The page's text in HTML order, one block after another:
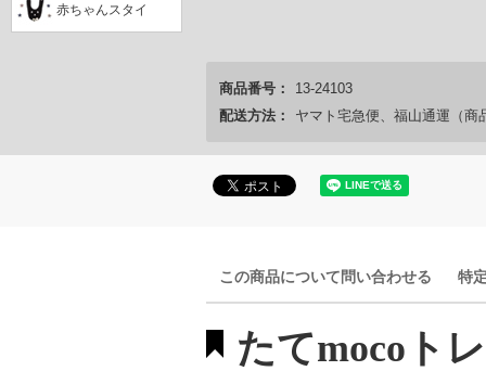
赤ちゃんスタイ
商品番号：
13-24103
配送方法：
ヤマト宅急便、福山通運（商
この商品について問い合わせる 特
たてmocoト